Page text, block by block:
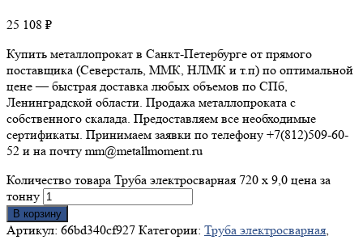
25 108 ₽
Купить металлопрокат в Санкт-Петербурге от прямого
поставщика (Северсталь, ММК, НЛМК и т.п) по оптимальной
цене — быстрая доставка любых объемов по СПб,
Ленинградской области. Продажа металлопроката с
собственного скалада. Предоставляем все необходимые
сертификаты. Принимаем заявки по телефону +7(812)509-60-
52 и на почту mm@metallmoment.ru
Количество товара Труба электросварная 720 х 9,0 цена за
тонну
В корзину
Артикул: 66bd340cf927 Категории: Труба электросварная,